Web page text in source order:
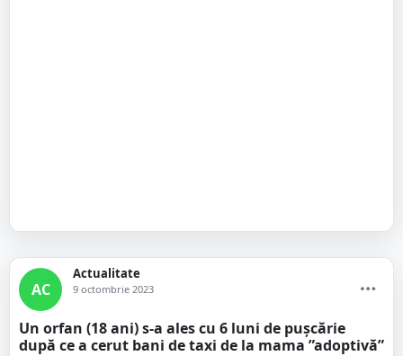
AC
Actualitate
9 octombrie 2023
Un orfan (18 ani) s-a ales cu 6 luni de pușcărie
după ce a cerut bani de taxi de la mama ”adoptivă”